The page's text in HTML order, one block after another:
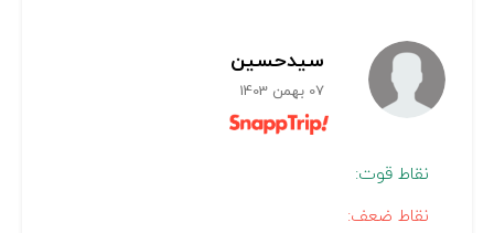
سیدحسین
07 بهمن 1403
نقاط قوت:
نقاط ضعف: